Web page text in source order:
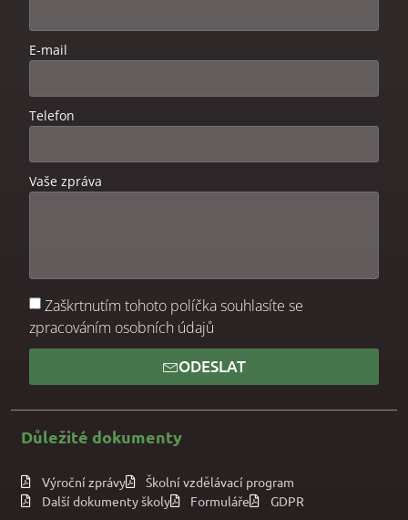
E-mail
Telefon
Vaše zpráva
Zaškrtnutím tohoto políčka souhlasíte se
zpracováním osobních údajů
ODESLAT
Důležité dokumenty
Výroční zprávy
Školní vzdělávací program
Další dokumenty školy
Formuláře GDPR